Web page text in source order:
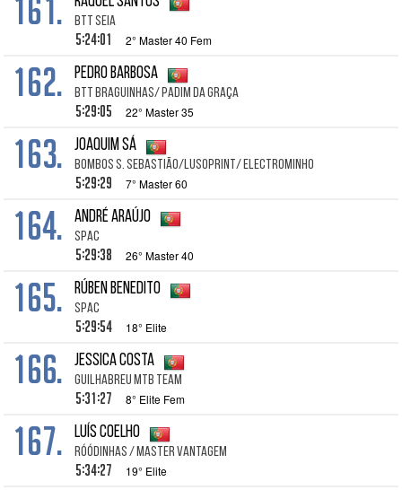
161. BTT Seia
5:24:01 2° Master 40 Fem
162. Pedro Barbosa
BTT Braguinhas/ Padim da Graça
5:29:05 22° Master 35
163. Joaquim Sá
Bombos S. Sebastião/LusoPrint/ ElectroMinho
5:29:29 7° Master 60
164. André Araújo
SPAC
5:29:38 26° Master 40
165. Rúben Benedito
SPAC
5:29:54 18° Elite
166. Jessica Costa
Guilhabreu MTB Team
5:31:27 8° Elite Fem
167. Luís Coelho
RÓÓDINHAS / Master Vantagem
5:34:27 19° Elite